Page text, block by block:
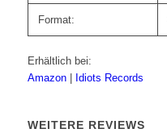
Format:
Erhältlich bei:
Amazon
Idiots Records
WEITERE REVIEWS